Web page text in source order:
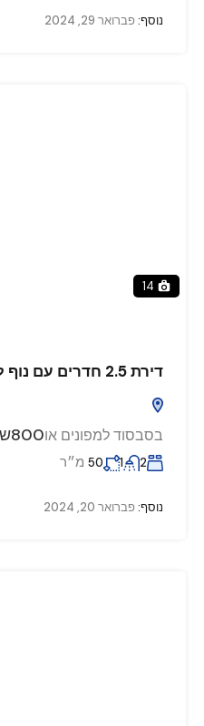
נוסף:פברואר 29, 2024
14
דירת 2.5 חדרים עם נוף לים בקיסריה
בסבסוד למפונים או800ש״ח
2
1
50 מ״ר
נוסף:פברואר 20, 2024